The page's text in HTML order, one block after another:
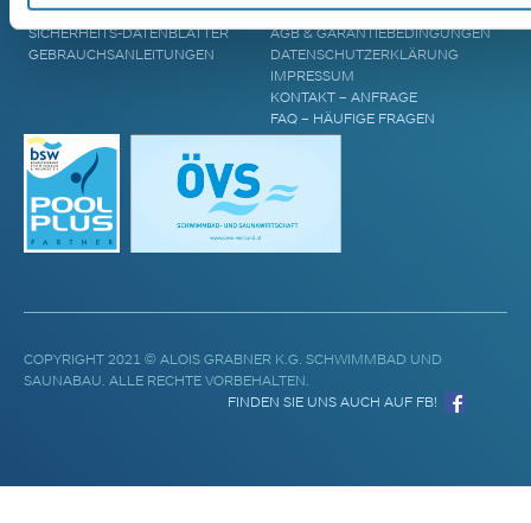
WASSERPFLEGE
SICHERHEITS-DATENBLÄTTER
GEBRAUCHSANLEITUNGEN
BLOG & AKTUELLES
AGB & GARANTIEBEDINGUNGEN
DATENSCHUTZERKLÄRUNG
IMPRESSUM
KONTAKT – ANFRAGE
FAQ – HÄUFIGE FRAGEN
COPYRIGHT 2021 © ALOIS GRABNER K.G. SCHWIMMBAD UND
SAUNABAU. ALLE RECHTE VORBEHALTEN.
FINDEN SIE UNS AUCH AUF FB!